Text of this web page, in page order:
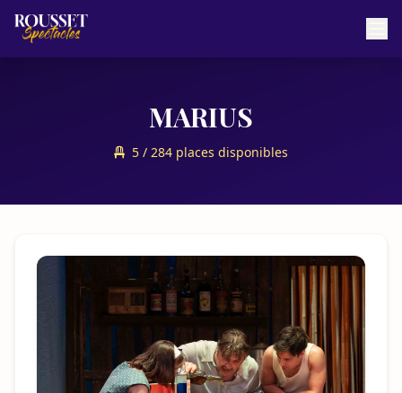
MARIUS
5 / 284 places disponibles